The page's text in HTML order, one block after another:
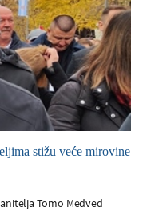
stižu veće mirovine
Tomo Medved